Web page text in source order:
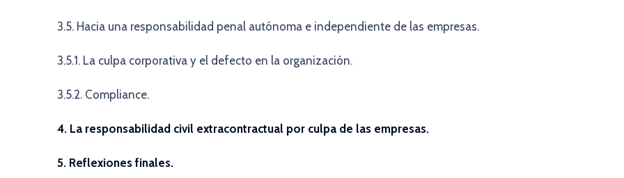
3.5. Hacia una responsabilidad penal autónoma e independiente de las empresas.
3.5.1. La culpa corporativa y el defecto en la organización.
3.5.2. Compliance.
4. La responsabilidad civil extracontractual por culpa de las empresas.
5. Reflexiones finales.